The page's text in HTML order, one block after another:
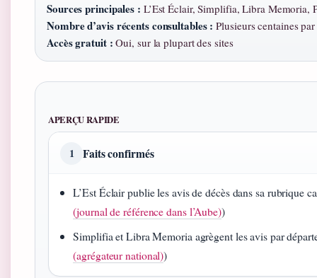
Sources principales : L’Est Éclair, Simplifia, Libra Memoria,
Nombre d’avis récents consultables : Plusieurs centaines par
Accès gratuit : Oui, sur la plupart des sites
APERÇU RAPIDE
1 Faits confirmés
L’Est Éclair publie les avis de décès dans sa rubrique
(journal de référence dans l’Aube))
Simplifia et Libra Memoria agrègent les avis par
(agrégateur national))